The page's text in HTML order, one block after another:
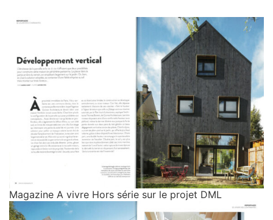
Magazine A vivre Hors série sur le projet DML